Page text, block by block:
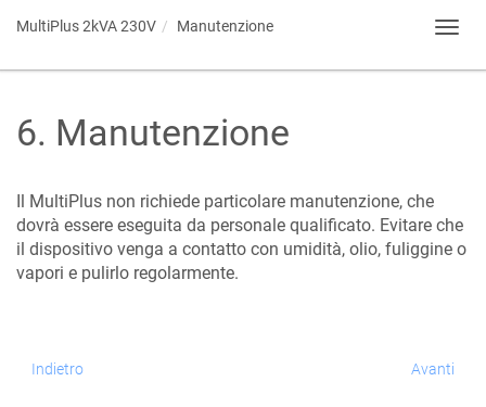
MultiPlus 2kVA 230V Manutenzione
6. Manutenzione
Il MultiPlus non richiede particolare manutenzione, che
dovrà essere eseguita da personale qualificato. Evitare che
il dispositivo venga a contatto con umidità, olio, fuliggine o
vapori e pulirlo regolarmente.
Indietro Avanti